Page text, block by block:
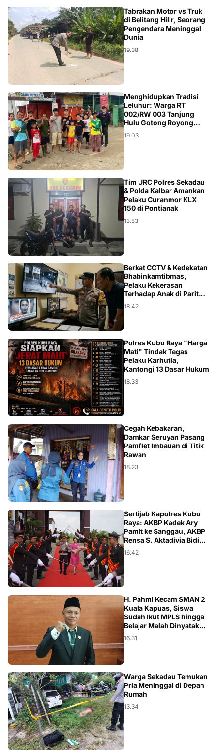
HUKUM
Tabrakan Motor vs Truk
di Belitang Hilir, Seorang
Pengendara Meninggal
Dunia
19.38
KALBAR
Menghidupkan Tradisi
Leluhur: Warga RT
002/RW 003 Tanjung
Hulu Gotong Royong
Cegah Banjir dan Mitigasi
Iklim
19.03
HUKUM
Tim URC Polres Sekadau
& Polda Kalbar Amankan
Pelaku Curanmor KLX
150 di Pontianak
13.53
HUKUM
Berkat CCTV & Kedekatan
Bhabinkamtibmas,
Pelaku Kekerasan
Terhadap Anak di Parit
Baru Ditangkap
18.42
DAERAH
Polres Kubu Raya "Harga
Mati" Tindak Tegas
Pelaku Karhutla,
Kantongi 13 Dasar Hukum
18.33
KALTENG
Cegah Kebakaran,
Damkar Seruyan Pasang
Pamflet Imbauan di Titik
Rawan
18.23
KALBAR
Sertijab Kapolres Kubu
Raya: AKBP Kadek Ary
Pamit ke Sanggau, AKBP
Rensa S. Aktadivia Bidik
Karhutla dan Kemacetan
16.42
KALTENG
H. Pahmi Kecam SMAN 2
Kuala Kapuas, Siswa
Sudah Ikut MPLS hingga
Belajar Malah Dinyatakan
Tak Diterima
16.31
KALBAR
Warga Sekadau Temukan
Pria Meninggal di Depan
Rumah
13.34